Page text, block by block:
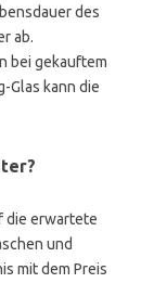
des
ab.
bei gekauftem
Glas kann die
?
die erwartete
und
mit dem Preis